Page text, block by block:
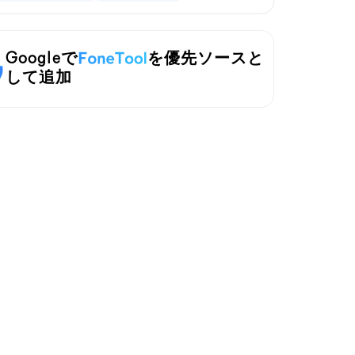
Googleで
を優先ソースと
して追加